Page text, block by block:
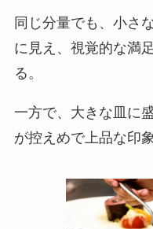
同じ分量でも、小さ
に見え、視覚的な満
る。
一方で、大きな皿に
が控えめで上品な印